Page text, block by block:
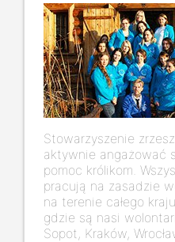
Stowarzyszenie
aktywnie angażować
pomoc królikom.
pracują na zasadzie
na terenie całego
gdzie są nasi
Sopot, Kraków,